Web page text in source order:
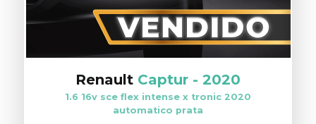
Renault Captur - 2020
1.6 16v sce flex intense x tronic 2020
automatico prata